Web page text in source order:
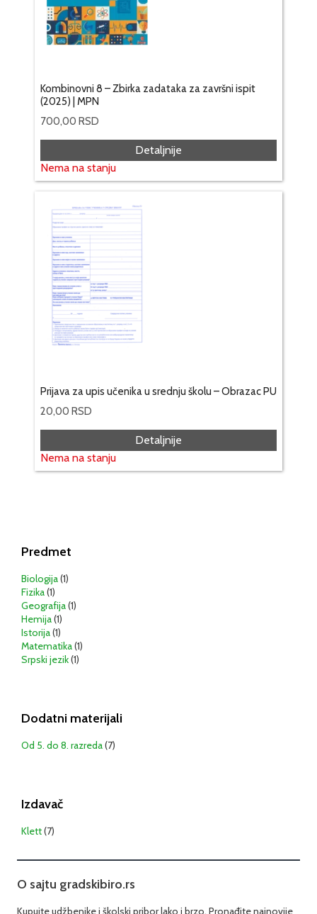
Kombinovni 8 – Zbirka zadataka za završni ispit
(2025) | MPN
700,00 RSD
Detaljnije
Nema na stanju
Prijava za upis učenika u srednju školu – Obrazac PU
20,00 RSD
Detaljnije
Nema na stanju
Predmet
Biologija(1)
Fizika(1)
Geografija(1)
Hemija(1)
Istorija(1)
Matematika(1)
Srpski jezik(1)
Dodatni materijali
Od 5. do 8. razreda(7)
Izdavač
Klett(7)
O sajtu gradskibiro.rs
Kupujte udžbenike i školski pribor lako i brzo. Pronađite najnovije